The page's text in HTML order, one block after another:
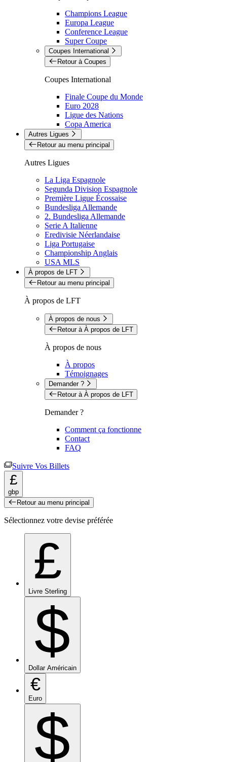
Champions League
Europa League
Conference League
Super Coupe
Coupes International
Retour à Coupes
Coupes International
Finale Coupe du Monde
Euro 2028
Ligue des Nations
Copa America
Autres Ligues
Retour au menu principal
Autres Ligues
La Liga Espagnole
Segunda Division Espagnole
Première Ligue Écossaise
Bundesliga Allemande
2. Bundesliga Allemande
Serie A Italienne
Eredivisie Néerlandaise
Liga Portugaise
Championship Anglais
USA MLS
À propos de LFT
Retour au menu principal
À propos de LFT
À propos de nous
Retour à À propos de LFT
À propos de nous
À propos
Témoignages
Demander ?
Retour à À propos de LFT
Demander ?
Comment ça fonctionne
Contact
FAQ
Suivre Vos Billets
£
gbp
Retour au menu principal
Sélectionnez votre devise préférée
£
Livre Sterling
$
Dollar Américain
€
Euro
$